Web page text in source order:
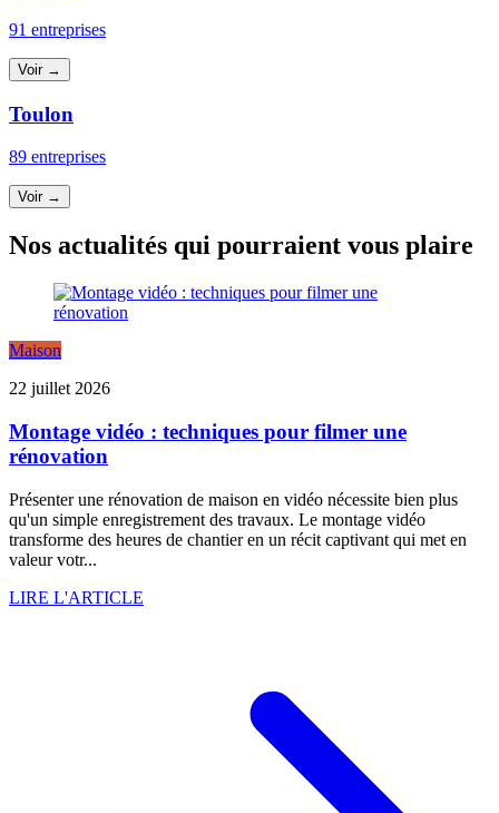
91 entreprises
Voir →
Toulon
89 entreprises
Voir →
Nos actualités qui pourraient vous plaire
Maison
22 juillet 2026
Montage vidéo : techniques pour filmer une
rénovation
Présenter une rénovation de maison en vidéo nécessite bien plus
qu'un simple enregistrement des travaux. Le montage vidéo
transforme des heures de chantier en un récit captivant qui met en
valeur votr...
LIRE L'ARTICLE